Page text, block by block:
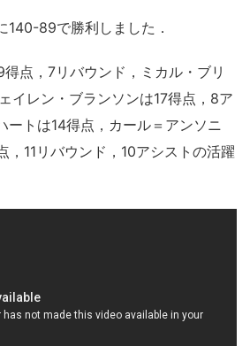
140-89で勝利しました．
点，7リバウンド，ミカル・ブリ
イレン・ブランソンは17得点，8ア
ートは14得点，カール＝アンソニ
，11リバウンド，10アシストの活躍